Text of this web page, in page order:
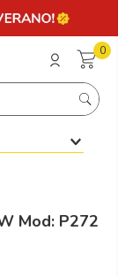
0
Mod: P272
buscados